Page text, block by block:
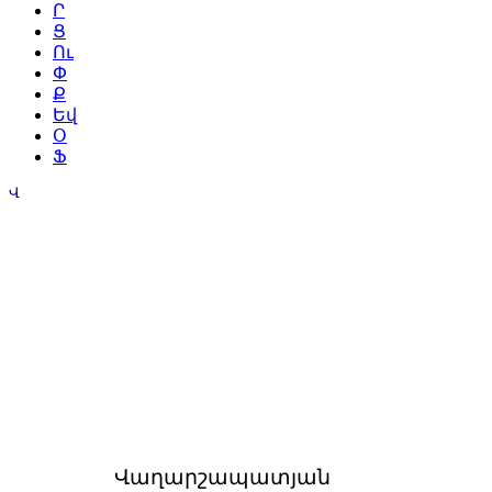
Ր
Ց
Ու
Փ
Ք
Եվ
Օ
Ֆ
Վ
Վաղարշապատյան